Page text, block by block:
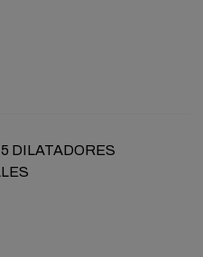
DILATADORES